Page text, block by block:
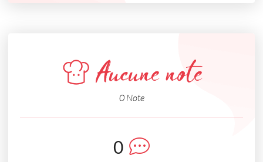
Aucune note
0 Note
0